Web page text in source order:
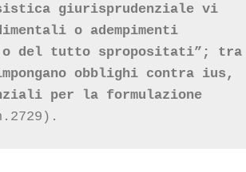
giurisprudenziale vi
o adempimenti
o del tutto spropositati”; tra
obblighi contra ius,
per la formulazione